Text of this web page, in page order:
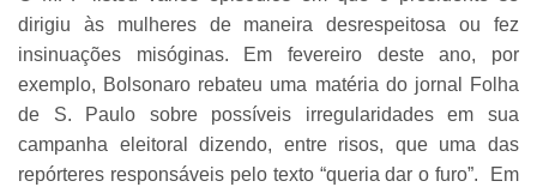
dirigiu às mulheres de maneira desrespeitosa ou fez
insinuações misóginas. Em fevereiro deste ano, por
exemplo, Bolsonaro rebateu uma matéria do jornal Folha
de S. Paulo sobre possíveis irregularidades em sua
campanha eleitoral dizendo, entre risos, que uma das
repórteres responsáveis pelo texto “queria dar o furo”. Em